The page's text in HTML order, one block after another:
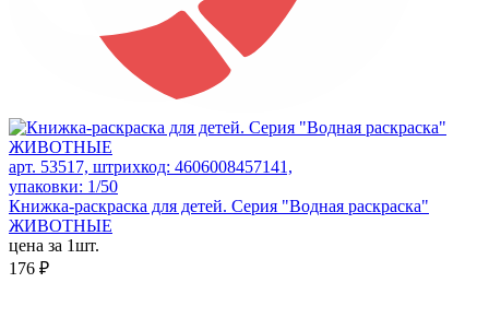
арт. 53517, штрихкод: 4606008457141,
упаковки: 1/50
Книжка-раскраска для детей. Серия "Водная раскраска"
ЖИВОТНЫЕ
цена за 1шт.
176 ₽